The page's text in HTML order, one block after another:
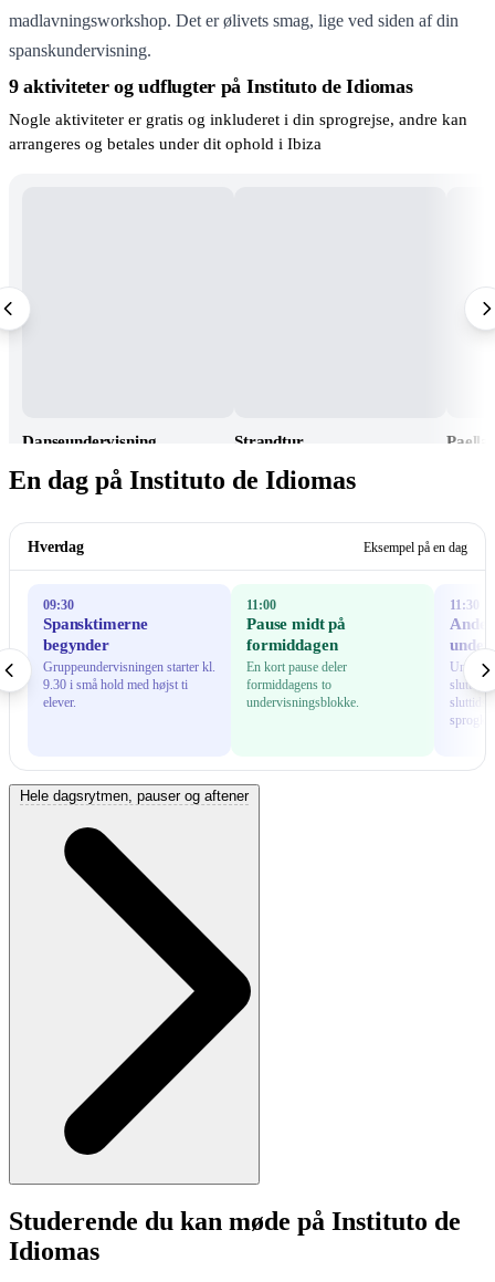
madlavningsworkshop. Det er ølivets smag, lige ved siden af din
spanskundervisning.
9 aktiviteter og udflugter på Instituto de Idiomas
Nogle aktiviteter er gratis og inkluderet i din sprogrejse, andre kan
arrangeres og betales under dit ophold i Ibiza
Danseundervisning Strandtur Paella
En dag på Instituto de Idiomas
Hverdag Eksempel på en dag
09:30
Spansktimerne
begynder
Gruppeundervisningen starter kl.
9.30 i små hold med højst ti
elever.
11:00
Pause midt på
formiddagen
En kort pause deler
formiddagens to
undervisningsblokke.
11:30
Anden
slutter
Hele dagsrytmen, pauser og aftener
Studerende du kan møde på Instituto de
Idiomas